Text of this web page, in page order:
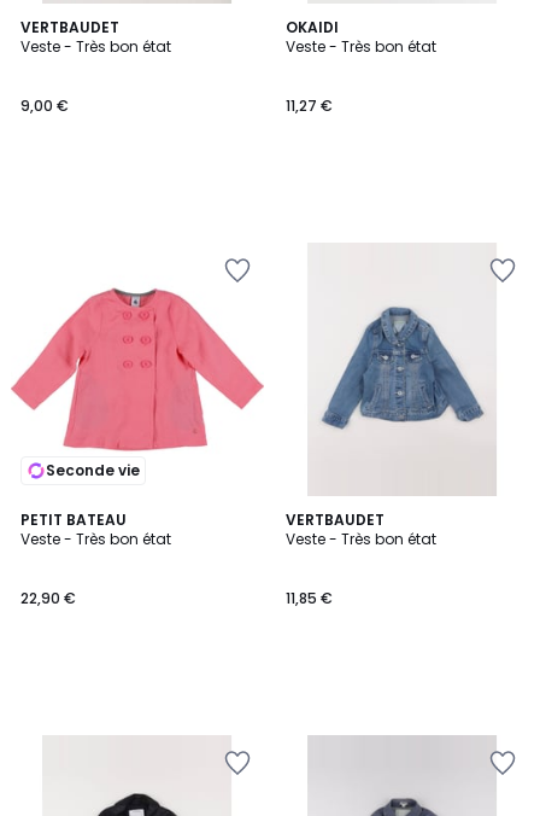
VERTBAUDET
Veste - Très bon état
9,00 €
OKAIDI
Veste - Très bon état
11,27 €
Seconde vie
PETIT BATEAU
Veste - Très bon état
22,90 €
VERTBAUDET
Veste - Très bon état
11,85 €